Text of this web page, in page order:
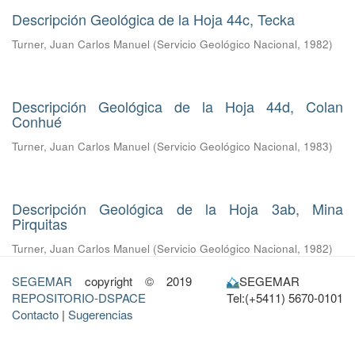
Descripción Geológica de la Hoja 44c, Tecka
Turner, Juan Carlos Manuel (Servicio Geológico Nacional, 1982)
Descripción Geológica de la Hoja 44d, Colan
Conhué
Turner, Juan Carlos Manuel (Servicio Geológico Nacional, 1983)
Descripción Geológica de la Hoja 3ab, Mina
Pirquitas
Turner, Juan Carlos Manuel (Servicio Geológico Nacional, 1982)
SEGEMAR copyright © 2019
REPOSITORIO-DSPACE
Contacto | Sugerencias
SEGEMAR
Tel:(+5411) 5670-0101